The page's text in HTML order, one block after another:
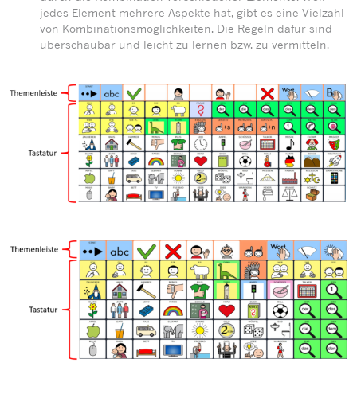
jedes Element mehrere Aspekte hat, gibt es eine Vielzahl
von Kombinationsmöglichkeiten. Die Regeln dafür sind
überschaubar und leicht zu lernen bzw. zu vermitteln.